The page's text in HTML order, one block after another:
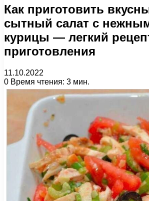
Как приготовить
сытный салат с
курицы — легкий
приготовления
11.10.2022
0 Время чтения: 3 мин.